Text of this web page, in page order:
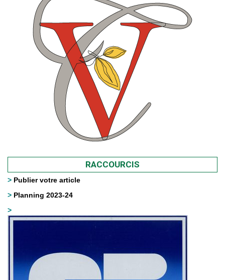
RACCOURCIS
> Publier votre article
> Planning 2023-24
>